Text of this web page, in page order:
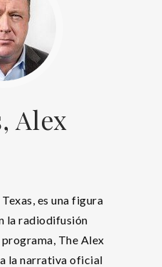
Alex
es una figura
la radiodifusión
programa, The Alex
la narrativa oficial